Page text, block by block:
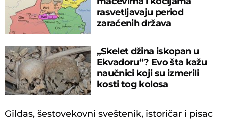
rasvetljavaju period
zaraćenih država
„Skelet džina iskopan u
Ekvadoru“? Evo šta kažu
naučnici koji su izmerili
kosti tog kolosa
Gildas, šestovekovni sveštenik, istoričar i pisac